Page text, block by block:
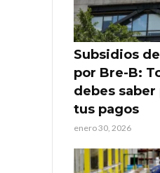
Subsidios
por Bre-B:
debes
tus pagos
enero 30, 2026